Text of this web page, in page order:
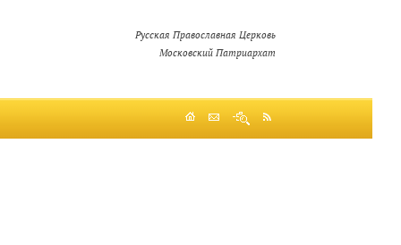
Русская Православная Церковь
Московский Патриархат